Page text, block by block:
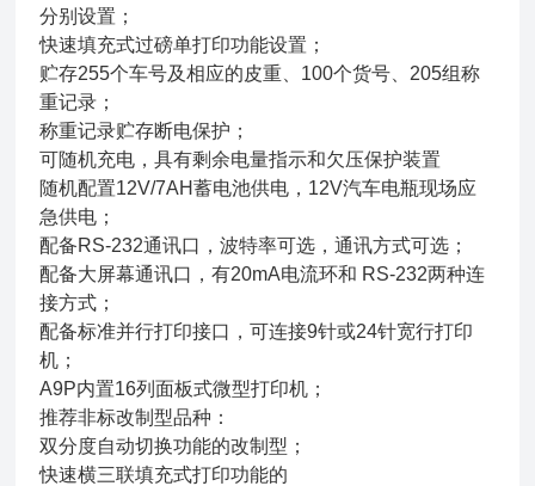
分别设置；
快速填充式过磅单打印功能设置；
贮存255个车号及相应的皮重、100个货号、205组称
重记录；
称重记录贮存断电保护；
可随机充电，具有剩余电量指示和欠压保护装置
随机配置12V/7AH蓄电池供电，12V汽车电瓶现场应
急供电；
配备RS-232通讯口，波特率可选，通讯方式可选；
配备大屏幕通讯口，有20mA电流环和 RS-232两种连
接方式；
配备标准并行打印接口，可连接9针或24针宽行打印
机；
A9P内置16列面板式微型打印机；
推荐非标改制型品种：
双分度自动切换功能的改制型；
快速横三联填充式打印功能的